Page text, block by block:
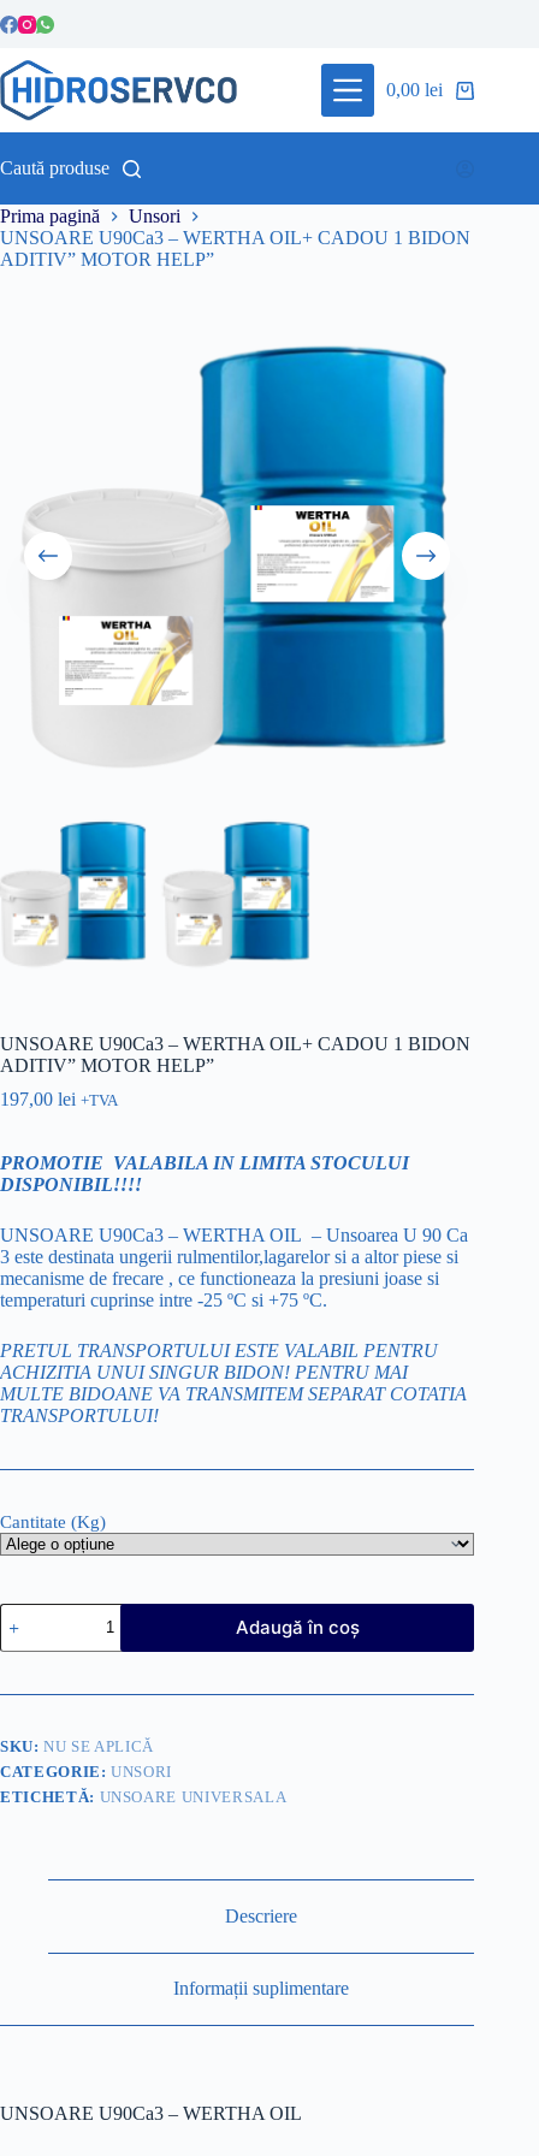
la
Coș
0,00lei
Caută produse
Prima pagină
Unsori
UNSOARE U90Ca3 – WERTHA OIL+ CADOU 1 BIDON
ADITIV” MOTOR HELP”
UNSOARE U90Ca3 – WERTHA OIL+ CADOU 1 BIDON
ADITIV” MOTOR HELP”
197,00 lei +TVA
PROMOTIE VALABILA IN LIMITA STOCULUI
DISPONIBIL!!!!
UNSOARE U90Ca3 – WERTHA OIL – Unsoarea U 90 Ca
3 este destinata ungerii rulmentilor,lagarelor si a altor piese si
mecanisme de frecare , ce functioneaza la presiuni joase si
temperaturi cuprinse intre -25 ºC si +75 ºC.
PRETUL TRANSPORTULUI ESTE VALABIL PENTRU
ACHIZITIA UNUI SINGUR BIDON! PENTRU MAI
MULTE BIDOANE VA TRANSMITEM SEPARAT COTATIA
TRANSPORTULUI!
Cantitate (Kg)
Cantitate
UNSOARE
U90Ca3
WERTHA
1
BIDON
ADITIV”
Adaugă în coș
SKU:NU SE APLICĂ
CATEGORIE:UNSORI
ETICHETĂ: UNSOARE UNIVERSALA
Descriere
Informații suplimentare
UNSOARE U90Ca3 – WERTHA OIL